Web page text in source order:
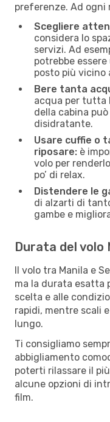
preferenze. Ad ogni
Scegliere
considera lo
servizi. Ad
potrebbe
posto più vicino
Bere tanta
acqua per tutta
della cabina
disidratante.
Usare cuffie o
riposare: è
volo per
po’ di relax.
Distendere le
di alzarti di
gambe e
Durata del volo
Il volo tra Manila e
ma la durata esatta
scelta e alle
rapidi, mentre scali
lungo.
Ti consigliamo
abbigliamento
poterti rilassare il
alcune opzioni di
film.